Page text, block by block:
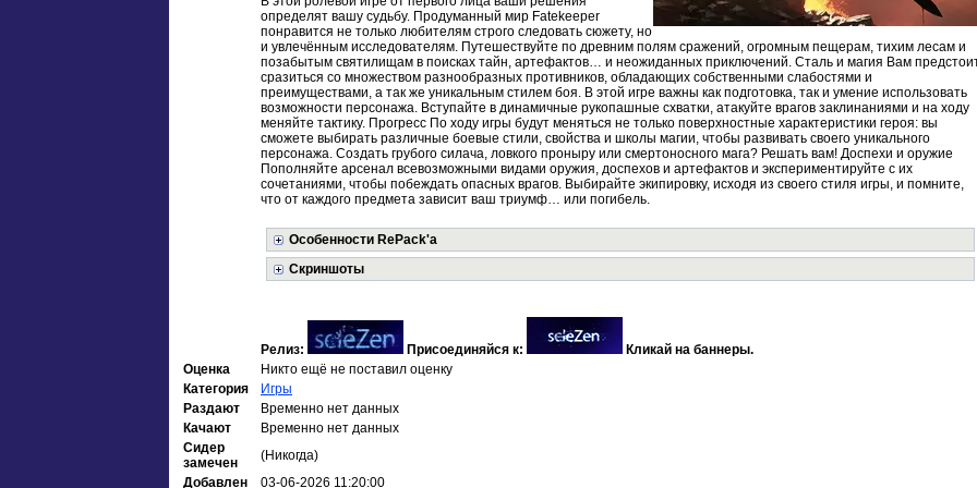
определят вашу судьбу. Продуманный мир Fatekeeper
понравится не только любителям строго следовать сюжету, но
и увлечённым исследователям. Путешествуйте по древним полям сражений, огромным пещерам, тихим лесам и
позабытым святилищам в поисках тайн, артефактов… и неожиданных приключений. Сталь и магия Вам
сразиться со множеством разнообразных противников, обладающих собственными слабостями и
преимуществами, а так же уникальным стилем боя. В этой игре важны как подготовка, так и умение использовать
возможности персонажа. Вступайте в динамичные рукопашные схватки, атакуйте врагов заклинаниями и на ходу
меняйте тактику. Прогресс По ходу игры будут меняться не только поверхностные характеристики героя: вы
сможете выбирать различные боевые стили, свойства и школы магии, чтобы развивать своего уникального
персонажа. Создать грубого силача, ловкого проныру или смертоносного мага? Решать вам! Доспехи и оружие
Пополняйте арсенал всевозможными видами оружия, доспехов и артефактов и экспериментируйте с их
сочетаниями, чтобы побеждать опасных врагов. Выбирайте экипировку, исходя из своего стиля игры, и помните,
что от каждого предмета зависит ваш триумф… или погибель.
Особенности RePack'а
Скриншоты
Релиз: Присоединяйся к:
Кликай на баннеры.
Оценка
Никто ещё не поставил оценку
Категория
Игры
Раздают
Временно нет данных
Качают
Временно нет данных
Сидер
замечен
(Никогда)
Добавлен
03-06-2026 11:20:00